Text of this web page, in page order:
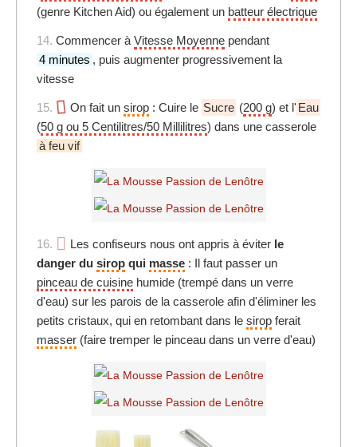
(genre Kitchen Aid) ou également un batteur électrique
14. Commencer à Vitesse Moyenne pendant
4 minutes , puis augmenter progressivement la
vitesse
15. On fait un sirop : Cuire le Sucre (200 g) et l' Eau
(50 g ou 5 Centilitres/50 Millilitres) dans une casserole
à feu vif
16. Les confiseurs nous ont appris à éviter le
danger du sirop qui masse : Il faut passer un
pinceau de cuisine humide (trempé dans un verre
d'eau) sur les parois de la casserole afin d'éliminer les
petits cristaux, qui en retombant dans le sirop ferait
masser (faire tremper le pinceau dans un verre d'eau)